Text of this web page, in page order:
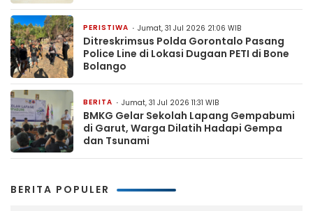
PERISTIWA Jumat, 31 Jul 2026 21:06 WIB
Ditreskrimsus Polda Gorontalo Pasang
Police Line di Lokasi Dugaan PETI di Bone
Bolango
BERITA Jumat, 31 Jul 2026 11:31 WIB
BMKG Gelar Sekolah Lapang Gempabumi
di Garut, Warga Dilatih Hadapi Gempa
dan Tsunami
BERITA POPULER